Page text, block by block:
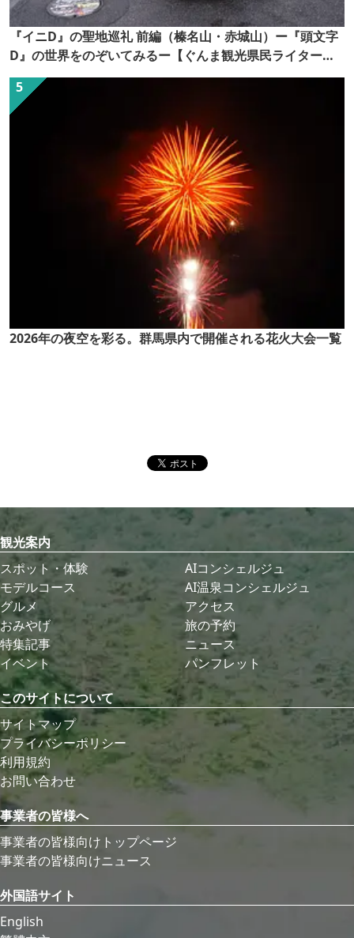
『イニD』の聖地巡礼 前編（榛名山・赤城山）ー『頭文字
D』の世界をのぞいてみるー【ぐんま観光県民ライター
（ぐん記者）】
2026年の夜空を彩る。群馬県内で開催される花火大会一覧
観光案内
スポット・体験
モデルコース
グルメ
おみやげ
特集記事
イベント
AIコンシェルジュ
AI温泉コンシェルジュ
アクセス
旅の予約
ニュース
パンフレット
このサイトについて
サイトマップ
プライバシーポリシー
利用規約
お問い合わせ
事業者の皆様へ
事業者の皆様向けトップページ
事業者の皆様向けニュース
外国語サイト
English